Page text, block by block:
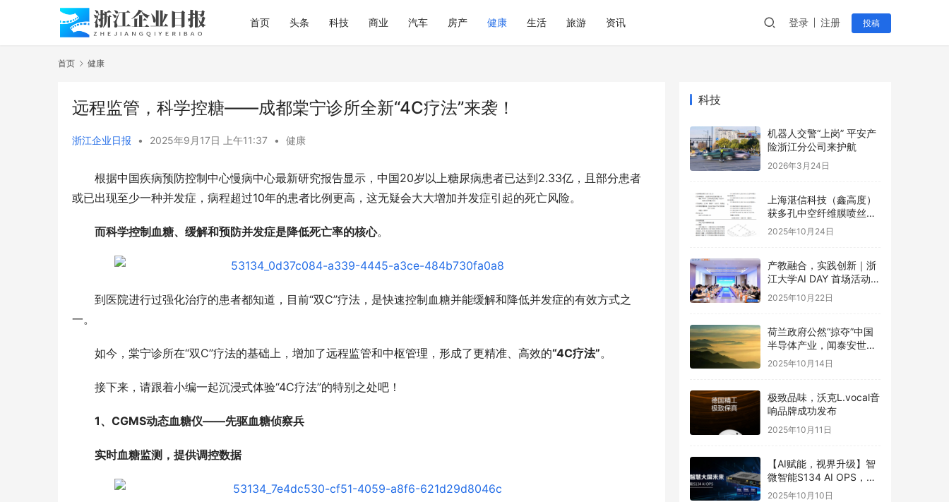
首页 头条 科技 商业 汽车 房产 健康 生活 旅游 资讯 登录 注册 投稿
首页 健康
远程监管，科学控糖——成都棠宁诊所全新“4C疗法”来袭！
浙江企业日报 • 2025年9月17日 上午11:37 • 健康
根据中国疾病预防控制中心慢病中心最新研究报告显示，中国20岁以上糖尿病患者已达到2.33亿，且部分患者
或已出现至少一种并发症，病程超过10年的患者比例更高‌，这无疑会大大增加并发症引起的死亡风险。
而科学控制血糖、缓解和预防并发症是降低死亡率的核心。
到医院进行过强化治疗的患者都知道，目前“双C”疗法，是快速控制血糖并能缓解和降低并发症的有效方式之
一。
如今，棠宁诊所在“双C”疗法的基础上，增加了远程监管和中枢管理，形成了更精准、高效的“4C疗法”。
接下来，请跟着小编一起沉浸式体验“4C疗法”的特别之处吧！
1、CGMS动态血糖仪——先驱血糖侦察兵
实时血糖监测，提供调控数据
科技
机器人交警“上岗” 平安产
险浙江分公司来护航
2026年3月24日
上海湛信科技（鑫高度）
获多孔中空纤维膜喷丝装
置等2项专利
2025年10月24日
产教融合，实践创新｜浙
江大学AI DAY 首场活动成
功举办！
2025年10月22日
荷兰政府公然“掠夺”中国
半导体产业，闻泰安世坚
决捍卫
2025年10月14日
极致品味，沃克L.vocal音
响品牌成功发布
2025年10月11日
【AI赋能，视界升级】智
微智能S134 AI OPS，重
构智慧大屏未来
2025年10月10日